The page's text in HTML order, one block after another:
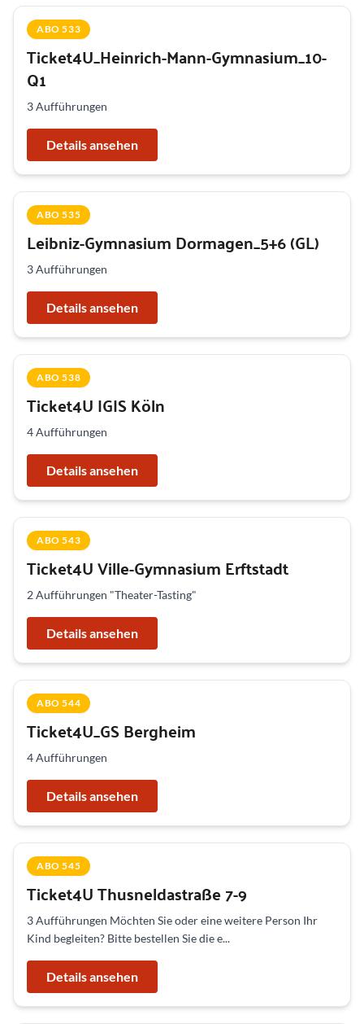
ABO 533
Ticket4U_Heinrich-Mann-Gymnasium_10-
Q1
3 Aufführungen
Details ansehen
ABO 535
Leibniz-Gymnasium Dormagen_5+6 (GL)
3 Aufführungen
Details ansehen
ABO 538
Ticket4U IGIS Köln
4 Aufführungen
Details ansehen
ABO 543
Ticket4U Ville-Gymnasium Erftstadt
2 Aufführungen "Theater-Tasting"
Details ansehen
ABO 544
Ticket4U_GS Bergheim
4 Aufführungen
Details ansehen
ABO 545
Ticket4U Thusneldastraße 7-9
3 Aufführungen Möchten Sie oder eine weitere Person Ihr
Kind begleiten? Bitte bestellen Sie die e...
Details ansehen